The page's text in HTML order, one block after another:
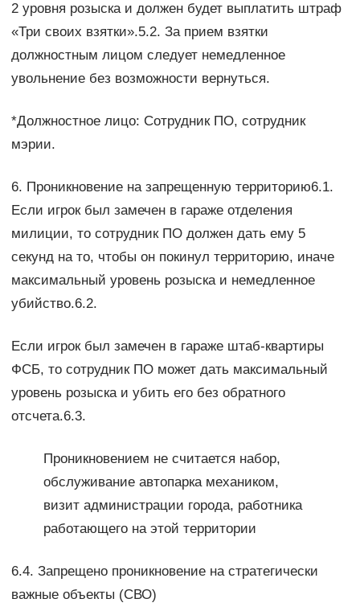
2 уровня розыска и должен будет выплатить штраф
«Три своих взятки».5.2. За прием взятки
должностным лицом следует немедленное
увольнение без возможности вернуться.
*Должностное лицо: Сотрудник ПО, сотрудник
мэрии.
6. Проникновение на запрещенную территорию6.1.
Если игрок был замечен в гараже отделения
милиции, то сотрудник ПО должен дать ему 5
секунд на то, чтобы он покинул территорию, иначе
максимальный уровень розыска и немедленное
убийство.6.2.
Если игрок был замечен в гараже штаб-квартиры
ФСБ, то сотрудник ПО может дать максимальный
уровень розыска и убить его без обратного
отсчета.6.3.
Проникновением не считается набор,
обслуживание автопарка механиком,
визит администрации города, работника
работающего на этой территории
6.4. Запрещено проникновение на стратегически
важные объекты (СВО)